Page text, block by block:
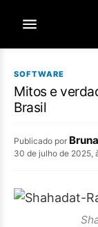
SOFTWARE
Mitos e
Brasil
Publicado por
30 de julho de 2025,